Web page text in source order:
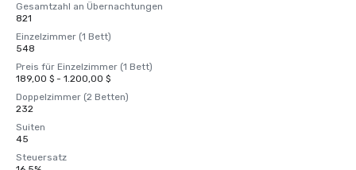
Gesamtzahl an Übernachtungen
821
Einzelzimmer (1 Bett)
548
Preis für Einzelzimmer (1 Bett)
189,00 $ - 1.200,00 $
Doppelzimmer (2 Betten)
232
Suiten
45
Steuersatz